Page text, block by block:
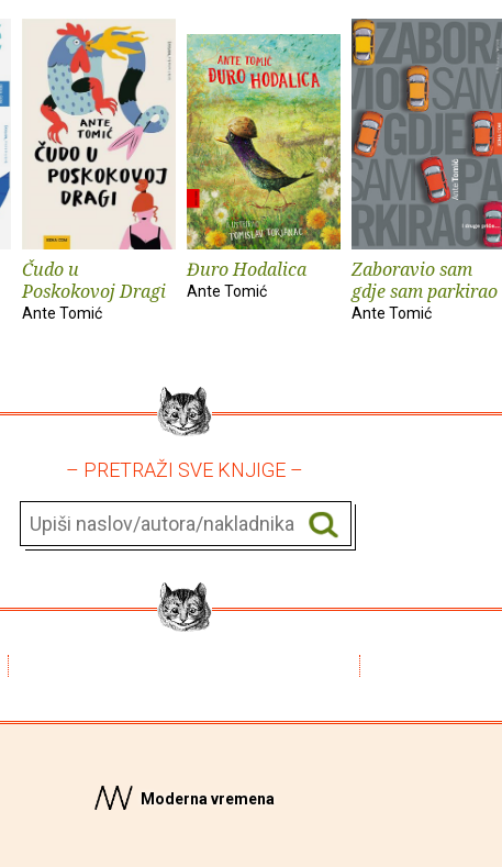
Čudo u
Poskokovoj Dragi
Ante Tomić
Đuro Hodalica
Ante Tomić
Zaboravio sam
gdje sam parkirao
Ante Tomić
– PRETRAŽI SVE KNJIGE –
Moderna vremena